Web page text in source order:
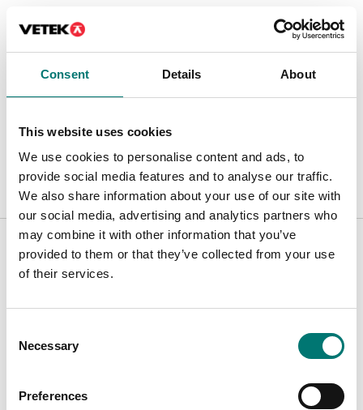
Consent Details About
This website uses cookies
We use cookies to personalise content and ads, to
provide social media features and to analyse our traffic.
We also share information about your use of our site with
our social media, advertising and analytics partners who
may combine it with other information that you’ve
provided to them or that they’ve collected from your use
of their services.
Selection
Necessary
Preferences
Dokument
Manual STAR V1 ENG.pdf
Är tillbehör till
Visar2/2